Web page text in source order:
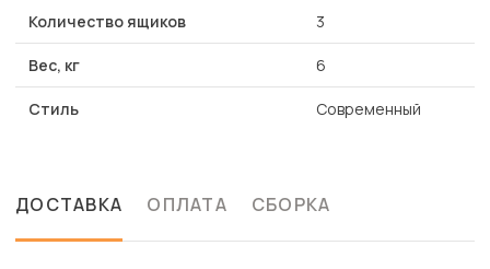
Количество ящиков 3
Вес, кг 6
Стиль Современный
ДОСТАВКА ОПЛАТА СБОРКА